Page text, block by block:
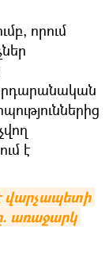
որում
է
վարչապետի
առաջարկ